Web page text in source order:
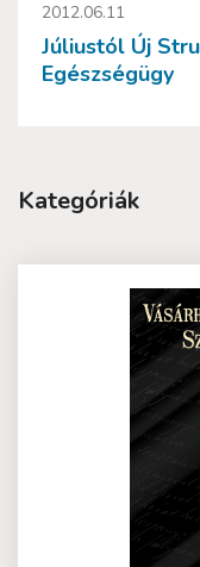
2012.06.11
Júliustól Új
Egészségügy
Kategóriák